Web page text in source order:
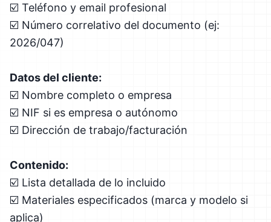
☑️ Teléfono y email profesional
☑️ Número correlativo del documento (ej:
2026/047)
Datos del cliente:
☑️ Nombre completo o empresa
☑️ NIF si es empresa o autónomo
☑️ Dirección de trabajo/facturación
Contenido:
☑️ Lista detallada de lo incluido
☑️ Materiales especificados (marca y modelo si
aplica)